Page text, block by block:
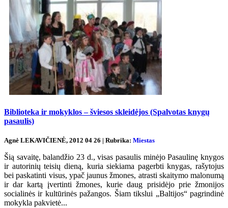
Biblioteka ir mokyklos – šviesos skleidėjos (Spalvotas knygų
pasaulis)
Agnė LEKAVIČIENĖ, 2012 04 26 | Rubrika: Miestas
Šią savaitę, balandžio 23 d., visas pasaulis minėjo Pasaulinę knygos
ir autorinių teisių dieną, kuria siekiama pagerbti knygas, rašytojus
bei paskatinti visus, ypač jaunus žmones, atrasti skaitymo malonumą
ir dar kartą įvertinti žmones, kurie daug prisidėjo prie žmonijos
socialinės ir kultūrinės pažangos. Šiam tikslui „Baltijos“ pagrindinė
mokykla pakvietė...